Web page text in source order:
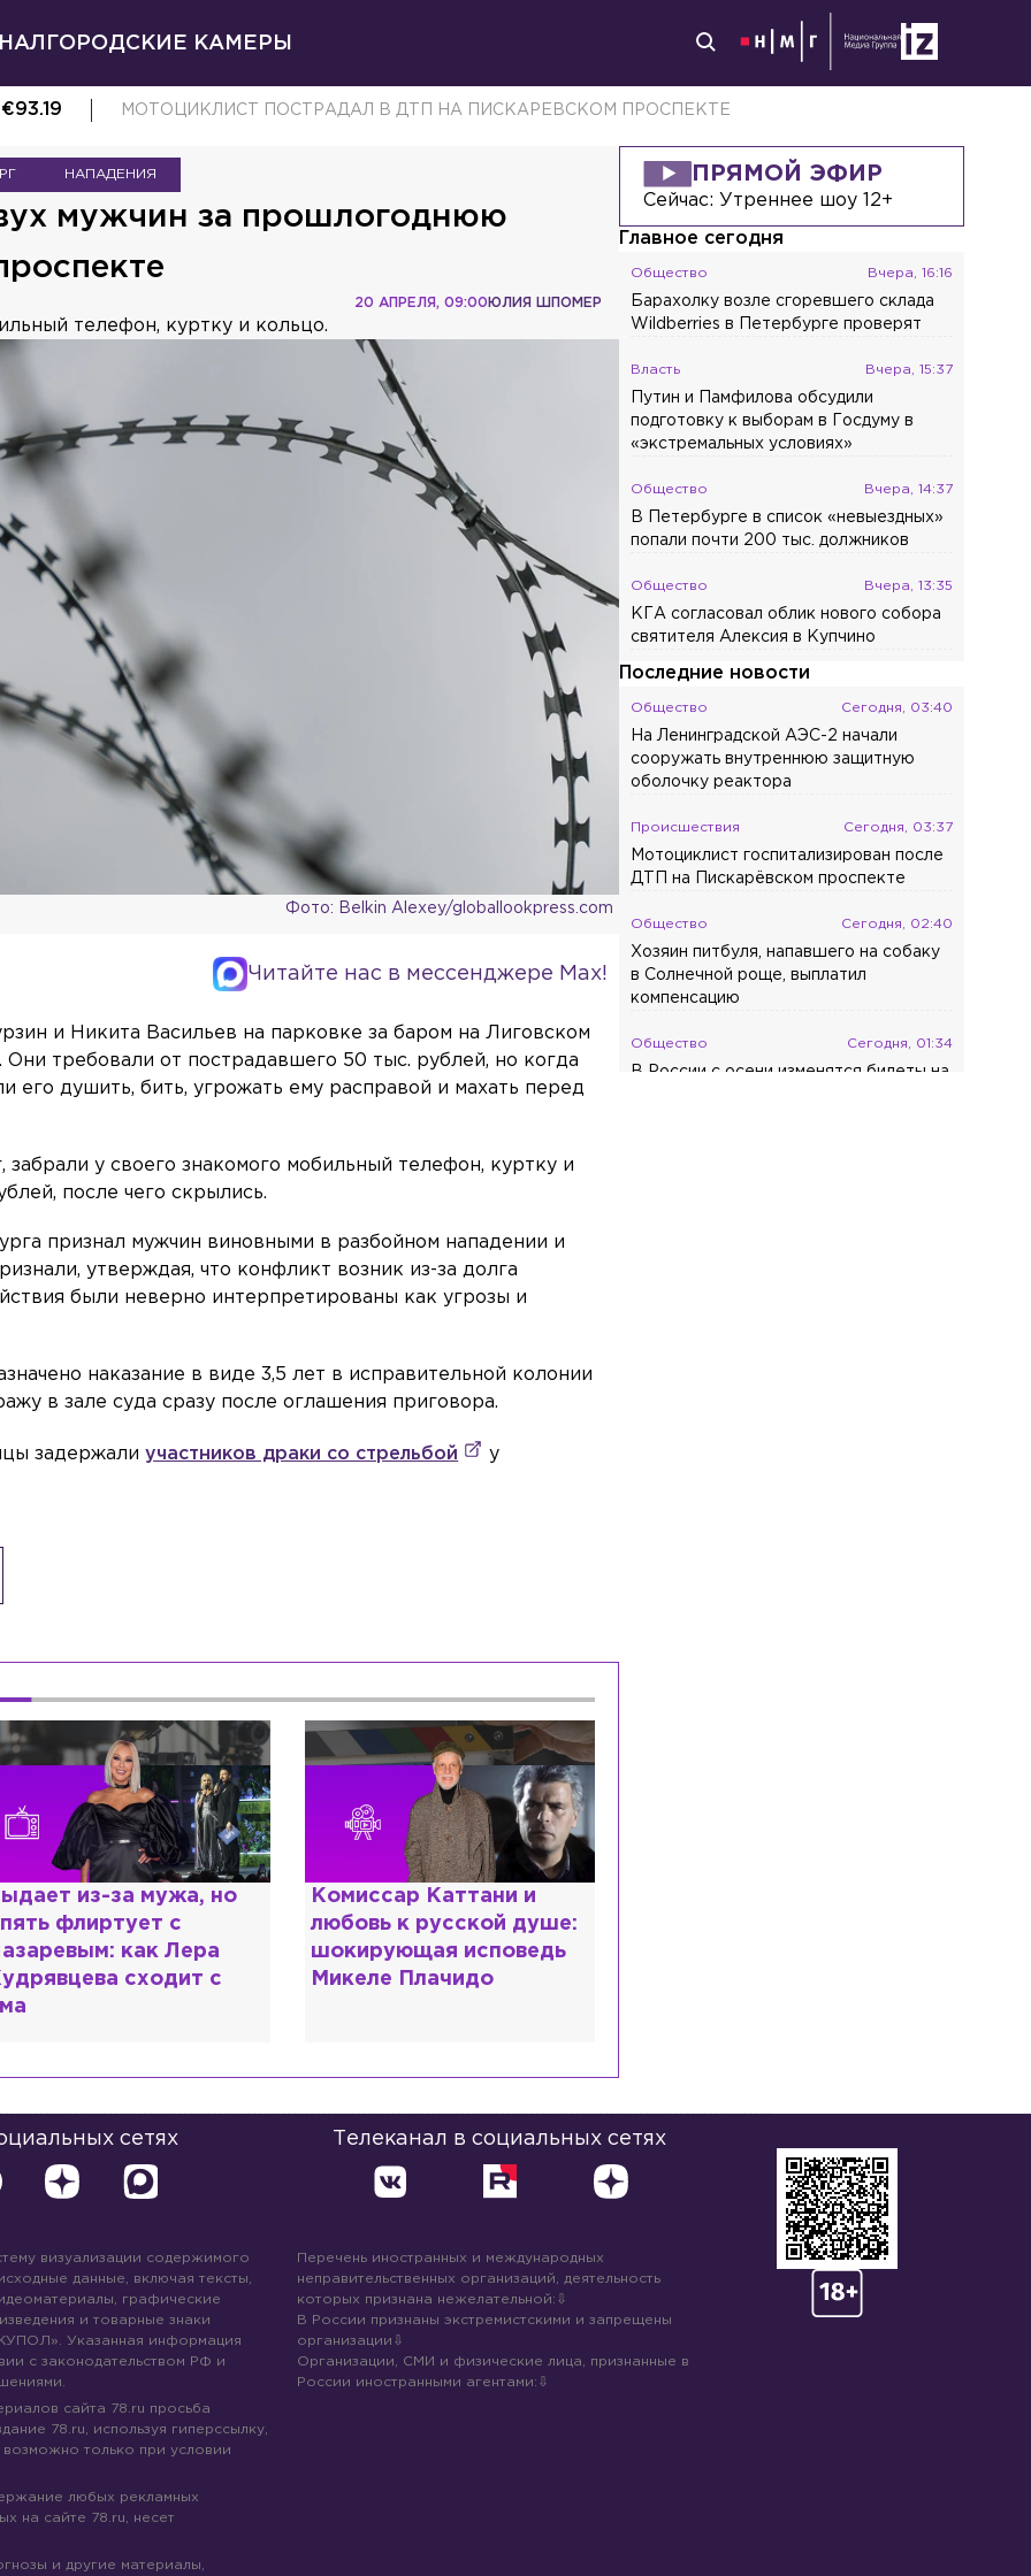
ГОРОДСКИЕ КАМЕРЫ
€93.19 МОТОЦИКЛИСТ ПОСТРАДАЛ В ДТП НА ПИСКАРЕВСКОМ ПРОСПЕКТЕ
НАПАДЕНИЯ
мужчин за прошлогоднюю
ЮЛИЯ ШПОМЕР
20 АПРЕЛЯ, 09:00
телефон, куртку и кольцо.
Фото: Belkin Alexey/globallookpress.com
Читайте нас в мессенджере Max!
и Никита Васильев на парковке за баром на Лиговском
Они требовали от пострадавшего 50 тыс. рублей, но когда
его душить, бить, угрожать ему расправой и махать перед
забрали у своего знакомого мобильный телефон, куртку и
после чего скрылись.
признал мужчин виновными в разбойном нападении и
утверждая, что конфликт возник из-за долга
были неверно интерпретированы как угрозы и
наказание в виде 3,5 лет в исправительной колонии
в зале суда сразу после оглашения приговора.
задержалиучастников драки со стрельбой
у
Каттани и
к русской душе:
исповедь
Плачидо
Специалист с напрасным
дипломом: почему мир
разочаровался в высшем
образовании?
ПРЯМОЙ ЭФИР
Сейчас: Утреннее шоу 12+
Главное сегодня
Общество Вчера, 16:16
Барахолку возле сгоревшего склада
Wildberries в Петербурге проверят
Власть Вчера, 15:37
Путин и Памфилова обсудили
подготовку к выборам в Госдуму в
«экстремальных условиях»
Общество Вчера, 14:37
В Петербурге в список «невыездных»
попали почти 200 тыс. должников
Общество Вчера, 13:35
КГА согласовал облик нового собора
святителя Алексия в Купчино
Последние новости
Общество Сегодня, 03:40
На Ленинградской АЭС-2 начали
сооружать внутреннюю защитную
оболочку реактора
Происшествия Сегодня, 03:37
Мотоциклист госпитализирован после
ДТП на Пискарёвском проспекте
Общество Сегодня, 02:40
Хозяин питбуля, напавшего на собаку
в Солнечной роще, выплатил
компенсацию
Общество Сегодня, 01:34
В России с осени изменятся билеты на
сетях Телеканал в социальных сетях
визуализации содержимого
данные, включая тексты,
графические
и товарные знаки
Указанная информация
с законодательством РФ и
сайта 78.ru просьба
78.ru, используя гиперссылку,
возможно только при условии
любых рекламных
на сайте 78.ru, несет
и другие материалы,
Перечень иностранных и международных
неправительственных организаций, деятельность
которых признана нежелательной:
В России признаны экстремистскими и запрещены
организации
Организации, СМИ и физические лица, признанные в
России иностранными агентами: